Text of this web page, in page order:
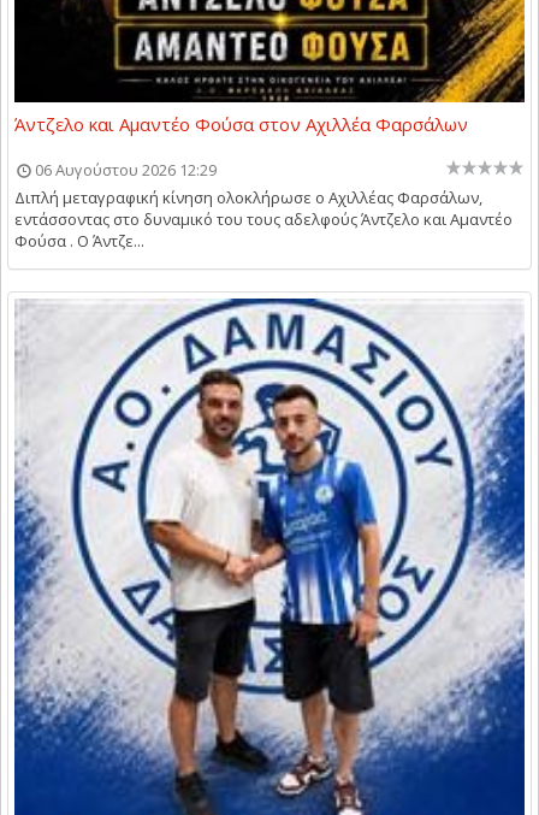
Άντζελο και Αμαντέο Φούσα στον Αχιλλέα Φαρσάλων
06 Αυγούστου 2026 12:29
Διπλή μεταγραφική κίνηση ολοκλήρωσε ο Αχιλλέας Φαρσάλων,
εντάσσοντας στο δυναμικό του τους αδελφούς Άντζελο και Αμαντέο
Φούσα . Ο Άντζε...